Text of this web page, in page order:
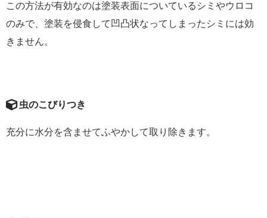
この方法が有効なのは塗装表面についているシミやウロコ
のみで、塗装を侵食して凹凸状なってしまったシミには効
きません。
虫のこびりつき
充分に水分を含ませてふやかして取り除きます。